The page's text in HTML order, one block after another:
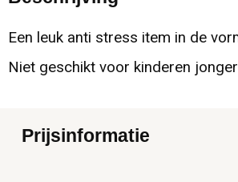
Een leuk anti stress item in de
Niet geschikt voor kinderen
Prijsinformatie